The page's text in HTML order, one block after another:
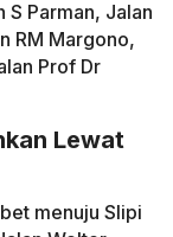
Parman, Jalan
RM Margono,
Prof Dr
Lewat
menuju Slipi